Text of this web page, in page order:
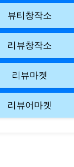
뷰티창작소
리뷰창작소
리뷰마켓
리뷰어마켓